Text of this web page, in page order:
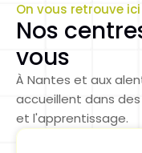
On vous retrouve ici
Nos
vous
À Nantes et aux
accueillent dans
et l'apprentissage.